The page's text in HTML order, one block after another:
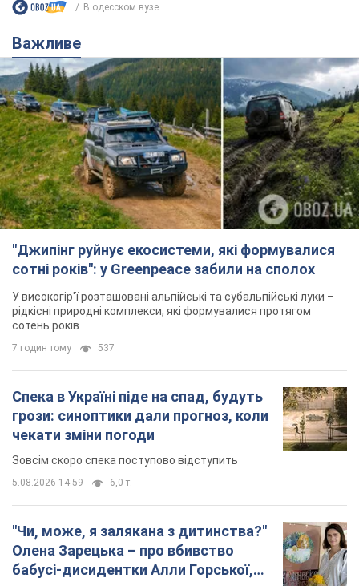
У високогір'ї розташовані альпійські та субальпійські луки –
сотень років
7 годин тому 537
Спека в Україні піде на спад, будуть
грози: синоптики дали прогноз, коли
чекати зміни погоди
Зовсім скоро спека поступово відступить
5.08.2026 14:59 6,0 т.
"Чи, може, я залякана з дитинства?"
Олена Зарецька – про вбивство
бабусі-дисидентки Алли Горської,
критику Дмитра Стуса та втечу в
Португалію з 5 дітьми
OBOZ.UA зустрів онуку художниці-дисидентки в
Лісабоні
5.08.2026 04:00 25,9 т.